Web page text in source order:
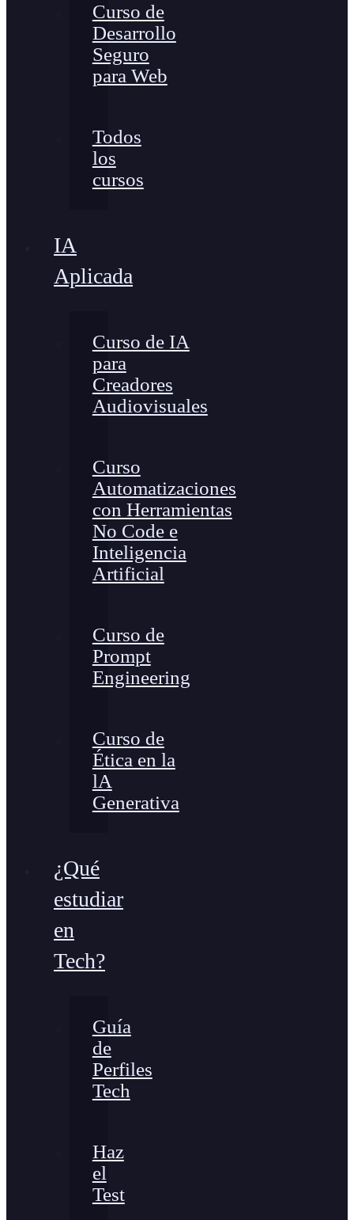
Curso de
Desarrollo
Seguro
para Web
Todos
los
cursos
IA
Aplicada
Curso de IA
para
Creadores
Audiovisuales
Curso
Automatizaciones
con Herramientas
No Code e
Inteligencia
Artificial
Curso de
Prompt
Engineering
Curso de
Ética en la
lA
Generativa
¿Qué
estudiar
en
Tech?
Guía
de
Perfiles
Tech
Haz
el
Test